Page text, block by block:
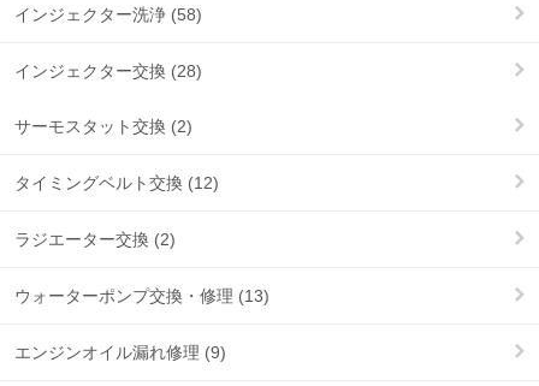
インジェクター洗浄 (58)
インジェクター交換 (28)
サーモスタット交換 (2)
タイミングベルト交換 (12)
ラジエーター交換 (2)
ウォーターポンプ交換・修理 (13)
エンジンオイル漏れ修理 (9)